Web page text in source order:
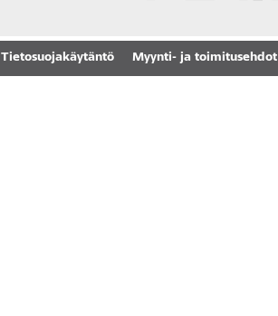
Tietosuojakäytäntö Myynti- ja toimitusehdot